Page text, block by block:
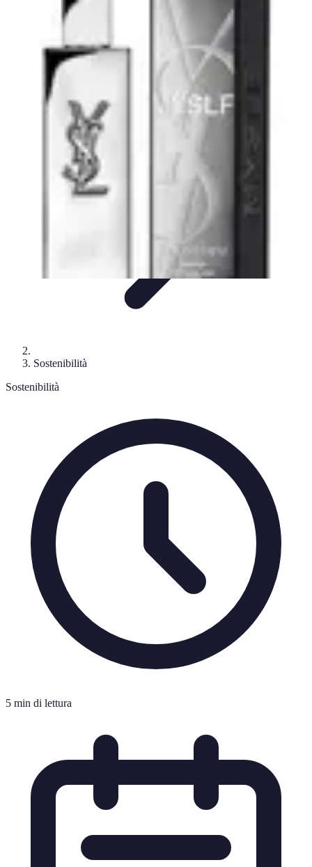
Fai Da Te Italia
Progetti Fai Da Te
Giardinaggio e Spazi
Progetti Creativi
Fai Da Te Italia
Sostenibilità
Sostenibilità
5 min di lettura